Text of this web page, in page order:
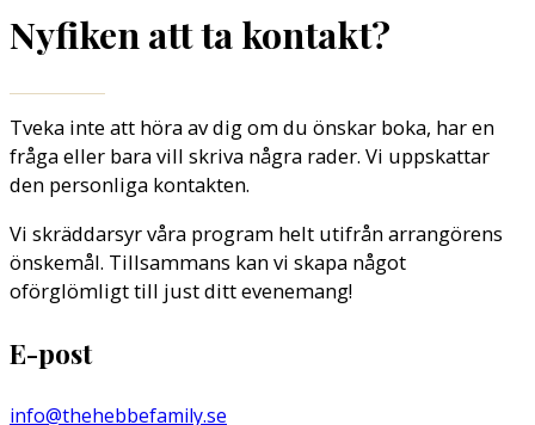
Nyfiken att ta kontakt?
Tveka inte att höra av dig om du önskar boka, har en
fråga eller bara vill skriva några rader. Vi uppskattar
den personliga kontakten.
Vi skräddarsyr våra program helt utifrån arrangörens
önskemål. Tillsammans kan vi skapa något
oförglömligt till just ditt evenemang!
E-post
info@thehebbefamily.se